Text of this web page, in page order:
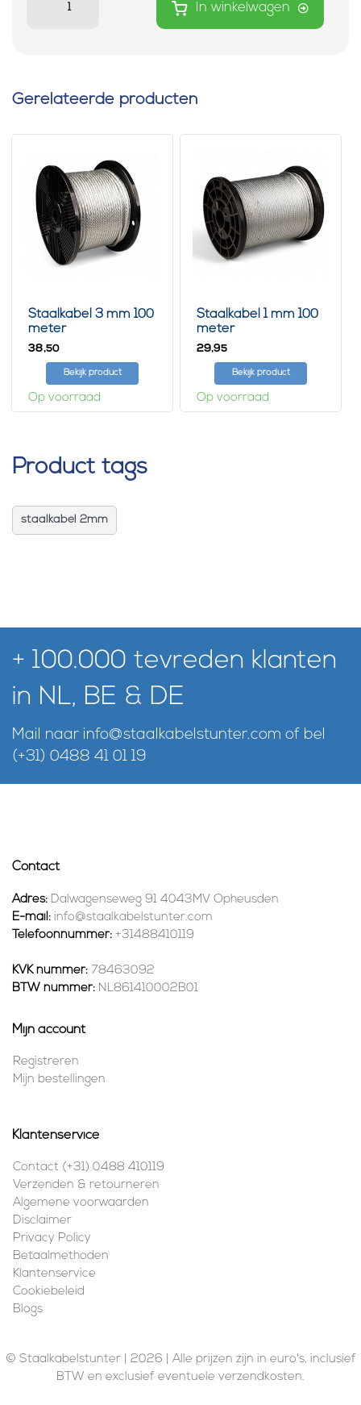
In winkelwagen
Gerelateerde producten
Staalkabel 3 mm 100
meter
38,50
Bekijk product
Op voorraad
Staalkabel 1 mm 100
meter
29,95
Bekijk product
Op voorraad
Product tags
staalkabel 2mm
+ 100.000 tevreden klanten
in NL, BE & DE
Mail naar info@staalkabelstunter.com of bel
(+31) 0488 41 01 19
Contact
Adres: Dalwagenseweg 91 4043MV Opheusden
E-mail: info@staalkabelstunter.com
Telefoonnummer: +31488410119
KVK nummer: 78463092
BTW nummer: NL861410002B01
Mijn account
Registreren
Mijn bestellingen
Klantenservice
Contact (+31) 0488 410119
Verzenden & retourneren
Algemene voorwaarden
Disclaimer
Privacy Policy
Betaalmethoden
Klantenservice
Cookiebeleid
Blogs
© Staalkabelstunter | 2026 | Alle prijzen zijn in euro's, inclusief
BTW en exclusief eventuele verzendkosten.